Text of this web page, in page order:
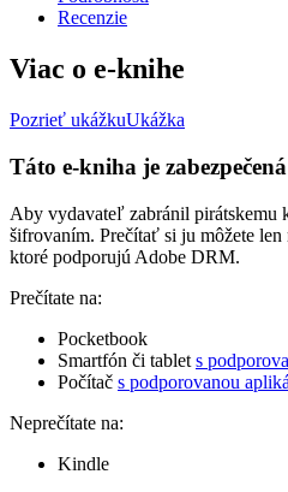
Recenzie
Viac o e-knihe
Pozrieť ukážkuUkážka
Táto e-kniha je
Aby vydavateľ zabránil pirátskemu
šifrovaním. Prečítať si ju môžete len
ktoré podporujú Adobe DRM.
Prečítate na:
Pocketbook
Smartfón či tablet s
Počítač s podporovanou
Neprečítate na:
Kindle